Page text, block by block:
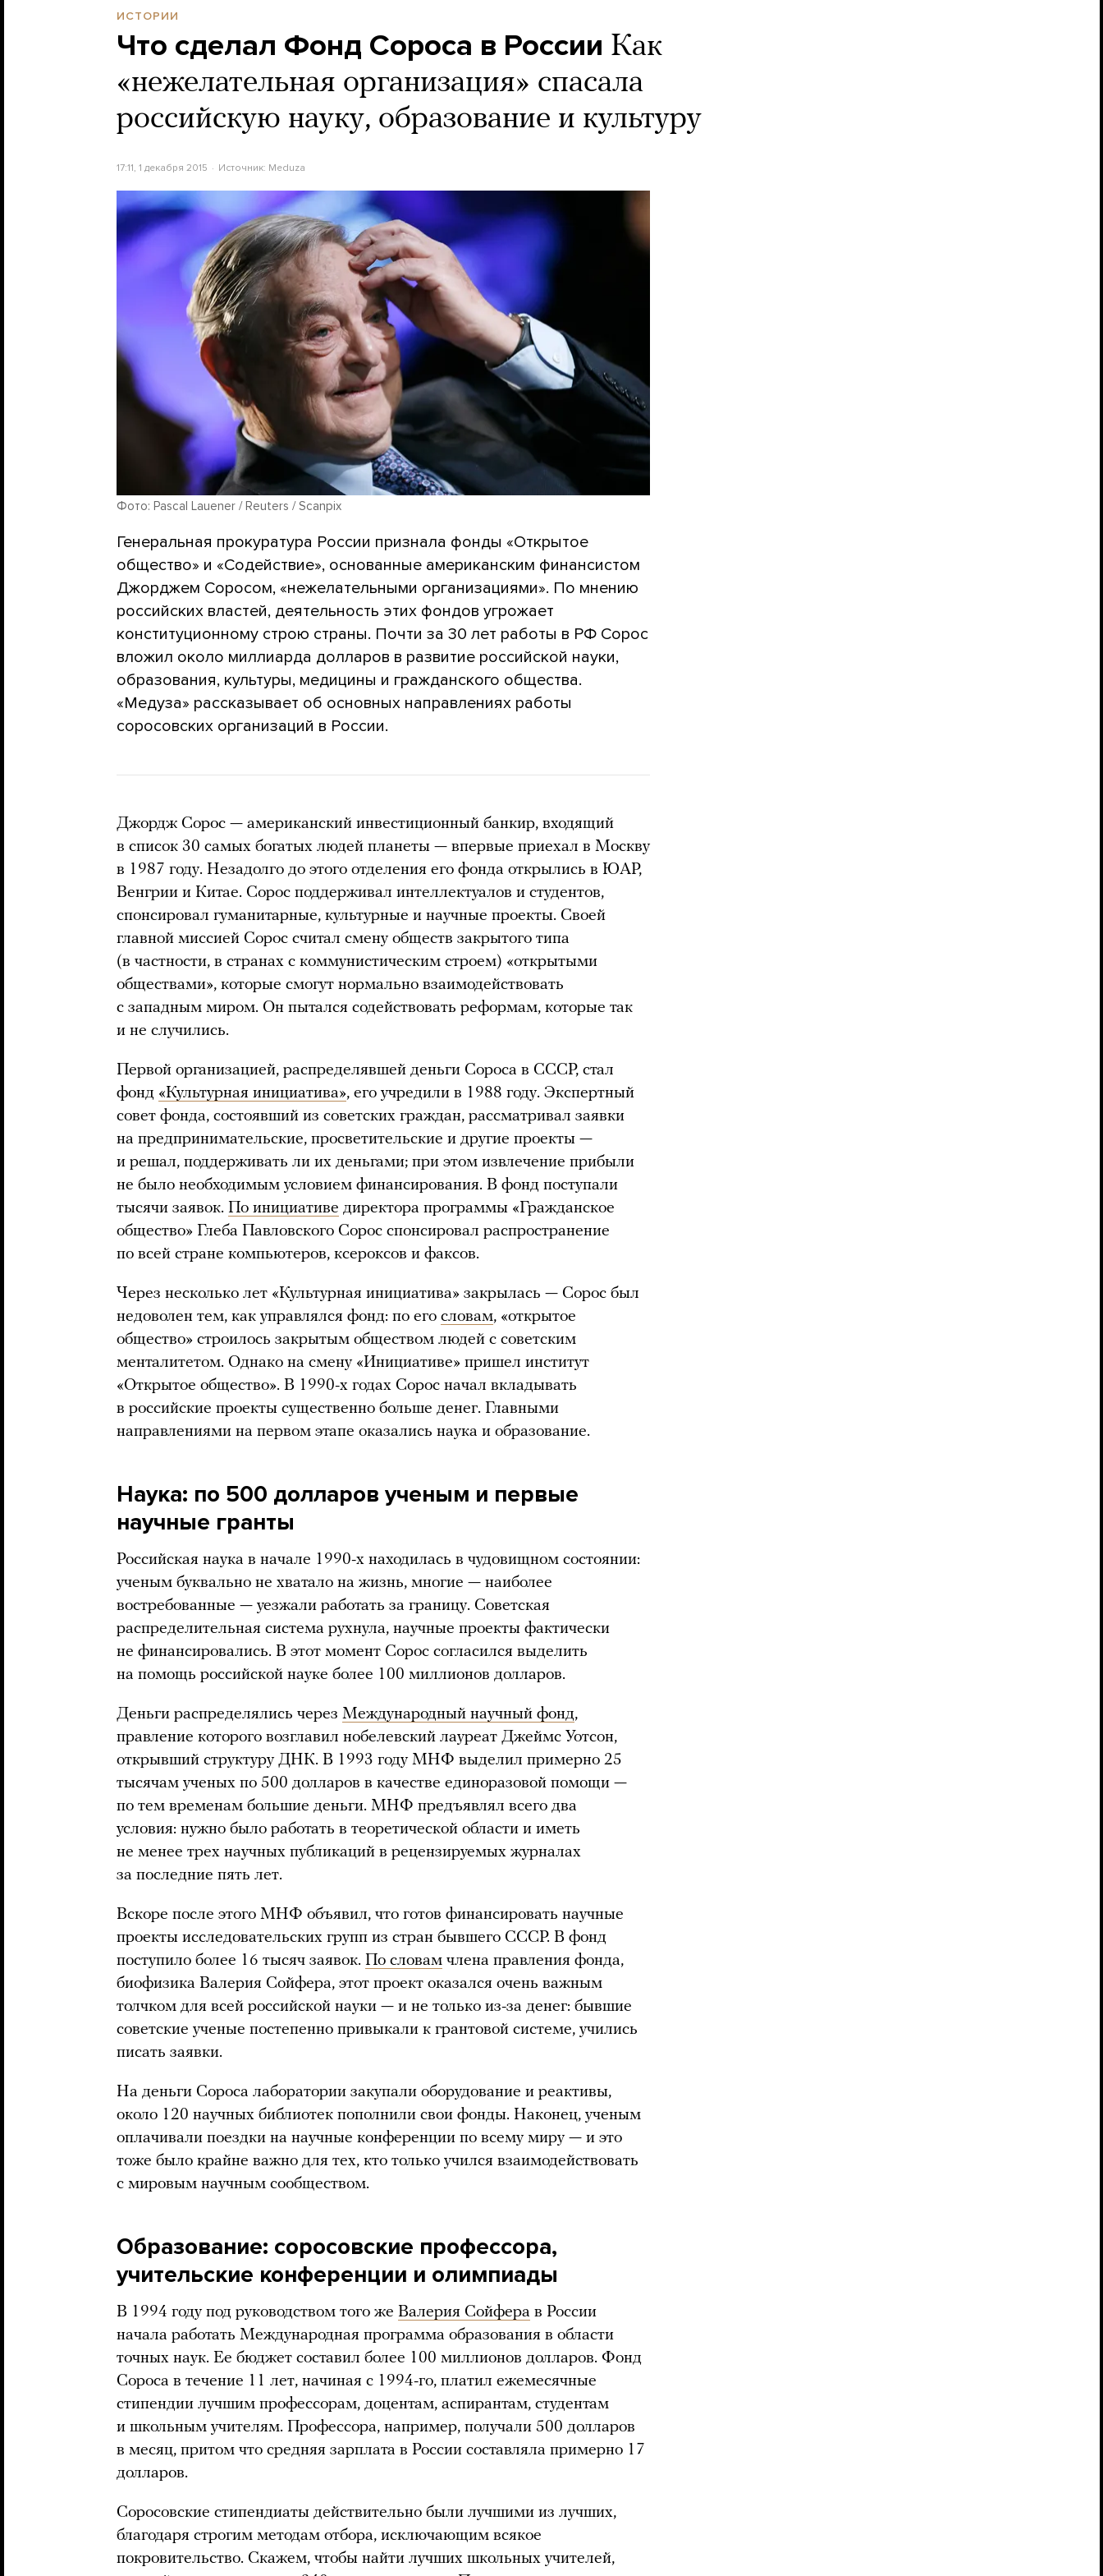
ИСТОРИИ
Что сделал Фонд Сороса в России Как
«нежелательная организация» спасала
российскую науку, образование и культуру
17:11, 1 декабря 2015 Источник: Meduza
Фото: Pascal Lauener / Reuters / Scanpix
Генеральная прокуратура России признала фонды «Открытое
общество» и «Содействие», основанные американским финансистом
Джорджем Соросом, «нежелательными организациями». По мнению
российских властей, деятельность этих фондов угрожает
конституционному строю страны. Почти за 30 лет работы в РФ Сорос
вложил около миллиарда долларов в развитие российской науки,
образования, культуры, медицины и гражданского общества.
«Медуза» рассказывает об основных направлениях работы
соросовских организаций в России.
Джордж Сорос — американский инвестиционный банкир, входящий
в список 30 самых богатых людей планеты — впервые приехал в Москву
в 1987 году. Незадолго до этого отделения его фонда открылись в ЮАР,
Венгрии и Китае. Сорос поддерживал интеллектуалов и студентов,
спонсировал гуманитарные, культурные и научные проекты. Своей
главной миссией Сорос считал смену обществ закрытого типа
(в частности, в странах с коммунистическим строем) «открытыми
обществами», которые смогут нормально взаимодействовать
с западным миром. Он пытался содействовать реформам, которые так
и не случились.
Первой организацией, распределявшей деньги Сороса в СССР, стал
фонд «Культурная инициатива», его учредили в 1988 году. Экспертный
совет фонда, состоявший из советских граждан, рассматривал заявки
на предпринимательские, просветительские и другие проекты —
и решал, поддерживать ли их деньгами; при этом извлечение прибыли
не было необходимым условием финансирования. В фонд поступали
тысячи заявок. По инициативе директора программы «Гражданское
общество» Глеба Павловского Сорос спонсировал распространение
по всей стране компьютеров, ксероксов и факсов.
Через несколько лет «Культурная инициатива» закрылась — Сорос был
недоволен тем, как управлялся фонд: по его словам, «открытое
общество» строилось закрытым обществом людей с советским
менталитетом. Однако на смену «Инициативе» пришел институт
«Открытое общество». В 1990-х годах Сорос начал вкладывать
в российские проекты существенно больше денег. Главными
направлениями на первом этапе оказались наука и образование.
Наука: по 500 долларов ученым и первые
научные гранты
Российская наука в начале 1990-х находилась в чудовищном состоянии:
ученым буквально не хватало на жизнь, многие — наиболее
востребованные — уезжали работать за границу. Советская
распределительная система рухнула, научные проекты фактически
не финансировались. В этот момент Сорос согласился выделить
на помощь российской науке более 100 миллионов долларов.
Деньги распределялись через Международный научный фонд,
правление которого возглавил нобелевский лауреат Джеймс Уотсон,
открывший структуру ДНК. В 1993 году МНФ выделил примерно 25
тысячам ученых по 500 долларов в качестве единоразовой помощи —
по тем временам большие деньги. МНФ предъявлял всего два
условия: нужно было работать в теоретической области и иметь
не менее трех научных публикаций в рецензируемых журналах
за последние пять лет.
Вскоре после этого МНФ объявил, что готов финансировать научные
проекты исследовательских групп из стран бывшего СССР. В фонд
поступило более 16 тысяч заявок. По словам члена правления фонда,
биофизика Валерия Сойфера, этот проект оказался очень важным
толчком для всей российской науки — и не только из-за денег: бывшие
советские ученые постепенно привыкали к грантовой системе, учились
писать заявки.
На деньги Сороса лаборатории закупали оборудование и реактивы,
около 120 научных библиотек пополнили свои фонды. Наконец, ученым
оплачивали поездки на научные конференции по всему миру — и это
тоже было крайне важно для тех, кто только учился взаимодействовать
с мировым научным сообществом.
Образование: соросовские профессора,
учительские конференции и олимпиады
В 1994 году под руководством того же Валерия Сойфера в России
начала работать Международная программа образования в области
точных наук. Ее бюджет составил более 100 миллионов долларов. Фонд
Сороса в течение 11 лет, начиная с 1994-го, платил ежемесячные
стипендии лучшим профессорам, доцентам, аспирантам, студентам
и школьным учителям. Профессора, например, получали 500 долларов
в месяц, притом что средняя зарплата в России составляла примерно 17
долларов.
Соросовские стипендиаты действительно были лучшими из лучших,
благодаря строгим методам отбора, исключающим всякое
покровительство. Скажем, чтобы найти лучших школьных учителей,